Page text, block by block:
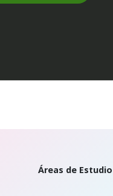
Áreas de Estudio